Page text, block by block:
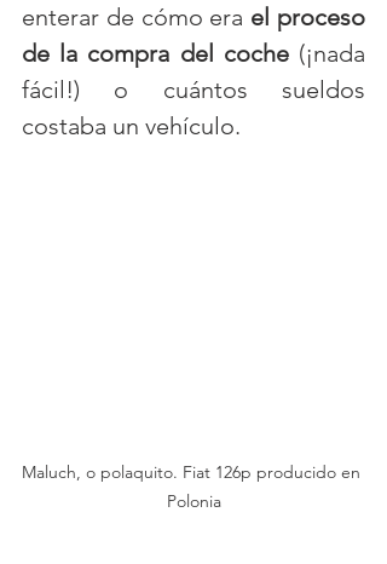
enterar de cómo era el proceso
de la compra del coche (¡nada
fácil!) o cuántos sueldos
costaba un vehículo.
Maluch, o polaquito. Fiat 126p producido en
Polonia